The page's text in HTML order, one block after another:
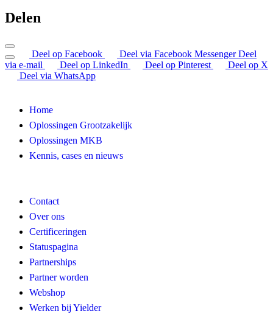
Delen
Deel op Facebook Deel via Facebook Messenger Deel
via e-mail
Deel op LinkedIn Deel op Pinterest
Deel op X
Deel via WhatsApp
Home
Oplossingen Grootzakelijk
Oplossingen MKB
Kennis, cases en nieuws
Contact
Over ons
Certificeringen
Statuspagina
Partnerships
Partner worden
Webshop
Werken bij Yielder